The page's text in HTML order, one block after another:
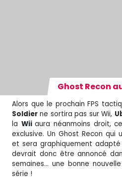
Ghost Recon
Alors que le prochain FPS
Soldier ne sortira pas sur Wii,
la Wiiaura néanmoins droit,
exclusive. Un Ghost Recon qui
et sera graphiquement
devrait donc être annoncé
semaines… une bonne
série !